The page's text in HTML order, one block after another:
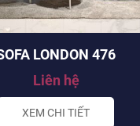
LONDON 476
Liên hệ
XEM CHI TIẾT